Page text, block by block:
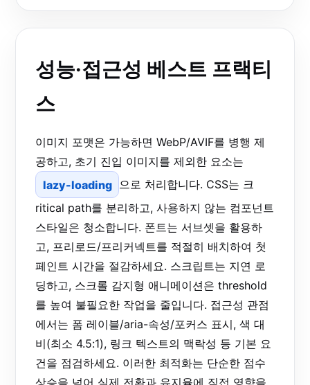
성능·접근성 베스트 프랙티
스
이미지 포맷은 가능하면 WebP/AVIF를 병행 제
공하고, 초기 진입 이미지를 제외한 요소는
lazy-loading 으로 처리합니다. CSS는 크
ritical path를 분리하고, 사용하지 않는 컴포넌트
스타일은 청소합니다. 폰트는 서브셋을 활용하
고, 프리로드/프리커넥트를 적절히 배치하여 첫
페인트 시간을 절감하세요. 스크립트는 지연 로
딩하고, 스크롤 감지형 애니메이션은 threshold
를 높여 불필요한 작업을 줄입니다. 접근성 관점
에서는 폼 레이블/aria-속성/포커스 표시, 색 대
비(최소 4.5:1), 링크 텍스트의 맥락성 등 기본 요
건을 점검하세요. 이러한 최적화는 단순한 점수